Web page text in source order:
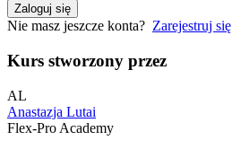
Zaloguj się
Nie masz jeszcze konta? Zarejestruj się
Kurs stworzony przez
AL
Anastazja Lutai
Flex-Pro Academy